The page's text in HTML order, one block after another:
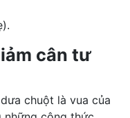
cân tư
chuột là vua của